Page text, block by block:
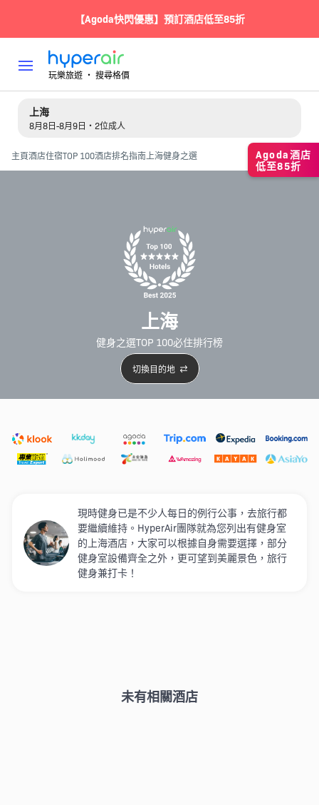
【Agoda快閃優惠】預訂酒店低至85折
玩樂旅遊 ‧ 搜尋格價
上海
8月8日-8月9日・2位成人
主頁酒店住宿TOP 100酒店排名指南上海健身之選
上海
健身之選TOP 100必住排行榜
切換目的地
現時健身已是不少人每日的例行公事，去旅行都
要繼續維持。HyperAir團隊就為您列出有健身室
的上海酒店，大家可以根據自身需要選擇，部分
健身室設備齊全之外，更可望到美麗景色，旅行
健身兼打卡！
未有相關酒店
Agoda酒店
低至85折